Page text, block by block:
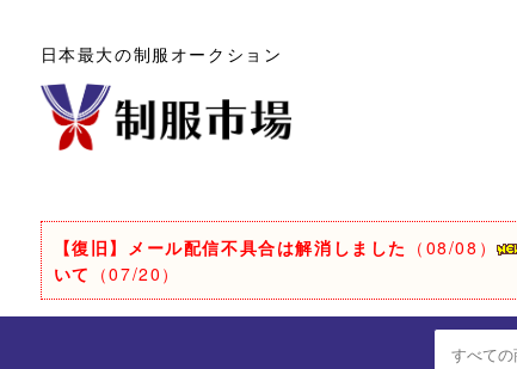
日本最大の制服オークション
【復旧】メール配信不具合は解消しました （08/08）
いて （07/20）